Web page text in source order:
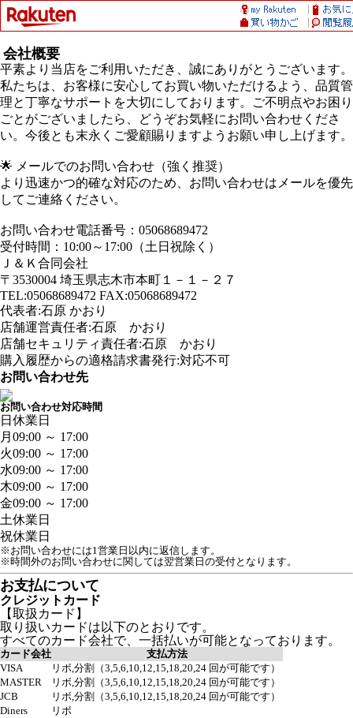
会社概要
平素より当店をご利用いただき、誠にありがとうございます。
私たちは、お客様に安心してお買い物いただけるよう、品質管
理と丁寧なサポートを大切にしております。ご不明点やお困り
ごとがございましたら、どうぞお気軽にお問い合わせくださ
い。今後とも末永くご愛顧賜りますようお願い申し上げます。
🌟 メールでのお問い合わせ（強く推奨）
より迅速かつ的確な対応のため、お問い合わせはメールを優先
してご連絡ください。
お問い合わせ電話番号：05068689472
受付時間：10:00～17:00（土日祝除く）
Ｊ＆Ｋ合同会社
〒3530004 埼玉県志木市本町１－１－２７
TEL:05068689472 FAX:05068689472
代表者:石原 かおり
店舗運営責任者:石原 かおり
店舗セキュリティ責任者:石原 かおり
購入履歴からの適格請求書発行:対応不可
お問い合わせ先
お問い合わせ対応時間
日 休業日
月 09:00 ～ 17:00
火09:00 ～ 17:00
水09:00 ～ 17:00
木09:00 ～ 17:00
金09:00 ～ 17:00
土休業日
祝休業日
※お問い合わせには1営業日以内に返信します。
※時間外のお問い合わせに関しては翌営業日の受付となります。
お支払について
クレジットカード
【取扱カード】
取り扱いカードは以下のとおりです。
すべてのカード会社で、一括払いが可能となっております。
カード会社
支払方法
VISA
リボ,分割（3,5,6,10,12,15,18,20,24 回が可能です）
MASTER
リボ,分割（3,5,6,10,12,15,18,20,24 回が可能です）
JCB
リボ,分割（3,5,6,10,12,15,18,20,24 回が可能です）
Diners
リボ